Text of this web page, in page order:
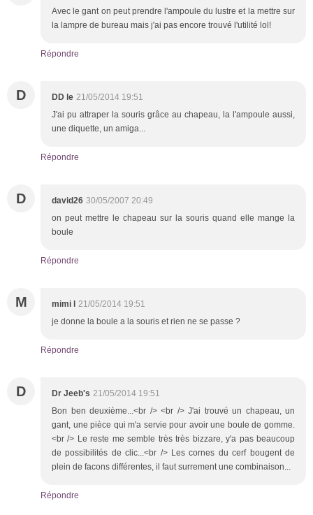
Avec le gant on peut prendre l'ampoule du lustre et la mettre sur
la lampre de bureau mais j'ai pas encore trouvé l'utilité lol!
Répondre
D DD le 21/05/2014 19:51
J'ai pu attraper la souris grâce au chapeau, la l'ampoule aussi,
une diquette, un amiga...
Répondre
D david26 30/05/2007 20:49
on peut mettre le chapeau sur la souris quand elle mange la
boule
Répondre
M mimi l 21/05/2014 19:51
je donne la boule a la souris et rien ne se passe ?
Répondre
D Dr Jeeb's 21/05/2014 19:51
Bon ben deuxième...<br /> <br /> J'ai trouvé un chapeau, un
gant, une pièce qui m'a servie pour avoir une boule de gomme.
<br /> Le reste me semble très très bizzare, y'a pas beaucoup
de possibilités de clic...<br /> Les cornes du cerf bougent de
plein de facons différentes, il faut surrement une combinaison...
Répondre